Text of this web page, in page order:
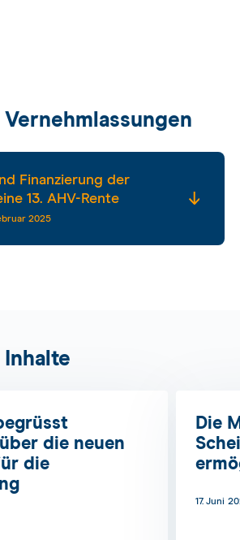
Finanzierung der
13. AHV-Rente
2025
die neuen
die
Die
17. Juni